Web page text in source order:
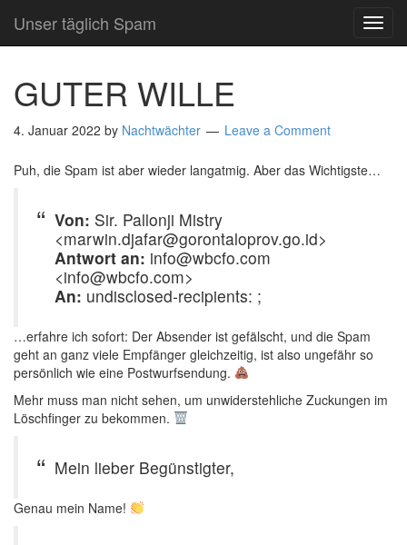
Unser täglich Spam
GUTER WILLE
4. Januar 2022 by Nachtwächter Leave a Comment
Puh, die Spam ist aber wieder langatmig. Aber das Wichtigste…
Von: Sir. Pallonji Mistry
<marwin.djafar@gorontaloprov.go.id>
Antwort an: info@wbcfo.com
<info@wbcfo.com>
An: undisclosed-recipients: ;
…erfahre ich sofort: Der Absender ist gefälscht, und die Spam
geht an ganz viele Empfänger gleichzeitig, ist also ungefähr so
persönlich wie eine Postwurfsendung.
Mehr muss man nicht sehen, um unwiderstehliche Zuckungen im
Löschfinger zu bekommen.
Mein lieber Begünstigter,
Genau mein Name!